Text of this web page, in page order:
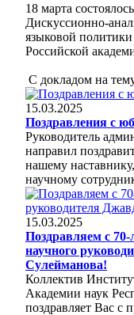
18 марта
Дискуссионно-
языковой
Российской
С докладом на
15.03.2025
Поздравления с
Руководитель
направил
нашему
научному
15.03.2025
Поздравляем с
научного
Сулейманова!
Коллектив
Академии наук
поздравляет Вас с